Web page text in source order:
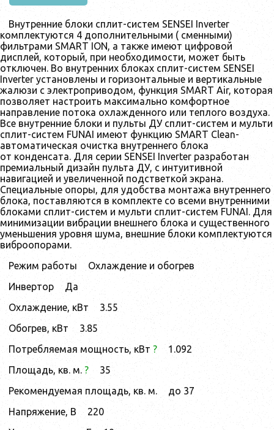
Внутренние блоки сплит-систем SENSEI Inverter
комплектуются 4 дополнительными ( сменными)
фильтрами SMART ION, а также имеют цифровой
дисплей, который, при необходимости, может быть
отключен. Во внутренних блоках сплит-систем SENSEI
Inverter установлены и горизонтальные и вертикальные
жалюзи с электроприводом, функция SMART Air, которая
позволяет настроить максимально комфортное
направление потока охлажденного или теплого воздуха.
Все внутренние блоки и пульты ДУ сплит-систем и мульти
сплит-систем FUNAI имеют функцию SMART Clean-
автоматическая очистка внутреннего блока
от конденсата. Для серии SENSEI Inverter разработан
премиальный дизайн пульта ДУ, с интуитивной
навигацией и увеличенной подстветкой экрана.
Специальные опоры, для удобства монтажа внутреннего
блока, поставляются в комплекте со всеми внутренними
блоками сплит-систем и мульти сплит-систем FUNAI. Для
минимизации вибрации внешнего блока и существенного
уменьшения уровня шума, внешние блоки комплектуются
виброопорами.
Режим работы
Охлаждение и обогрев
Инвертор
Да
Охлаждение, кВт
3.55
Обогрев, кВт
3.85
Потребляемая мощность, кВт ?
1.092
Площадь, кв. м. ?
35
Рекомендуемая площадь, кв. м.
до 37
Напряжение, В
220